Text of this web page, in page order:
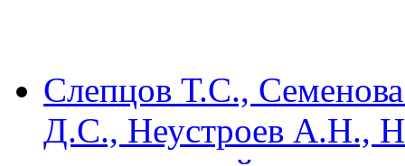
Слепцов Т.С.,
Д.С., Неустроев А.Н.,